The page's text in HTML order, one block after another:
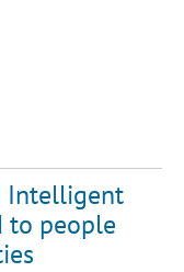
Intelligent
to people